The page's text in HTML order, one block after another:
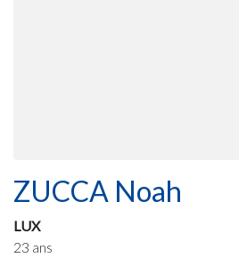
ZUCCA Noah
LUX
23 ans